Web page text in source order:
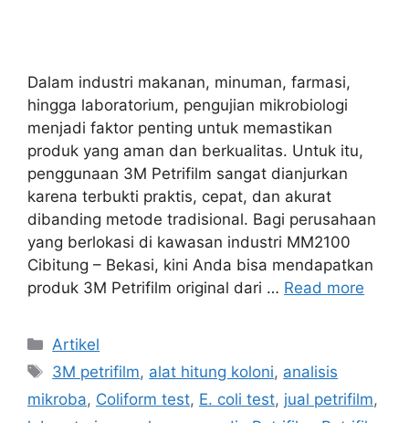
Dalam industri makanan, minuman, farmasi,
hingga laboratorium, pengujian mikrobiologi
menjadi faktor penting untuk memastikan
produk yang aman dan berkualitas. Untuk itu,
penggunaan 3M Petrifilm sangat dianjurkan
karena terbukti praktis, cepat, dan akurat
dibanding metode tradisional. Bagi perusahaan
yang berlokasi di kawasan industri MM2100
Cibitung – Bekasi, kini Anda bisa mendapatkan
produk 3M Petrifilm original dari … Read more
Categories
Artikel
Tags
3M petrifilm, alat hitung koloni, analisis
mikroba, Coliform test, E. coli test, jual petrifilm,